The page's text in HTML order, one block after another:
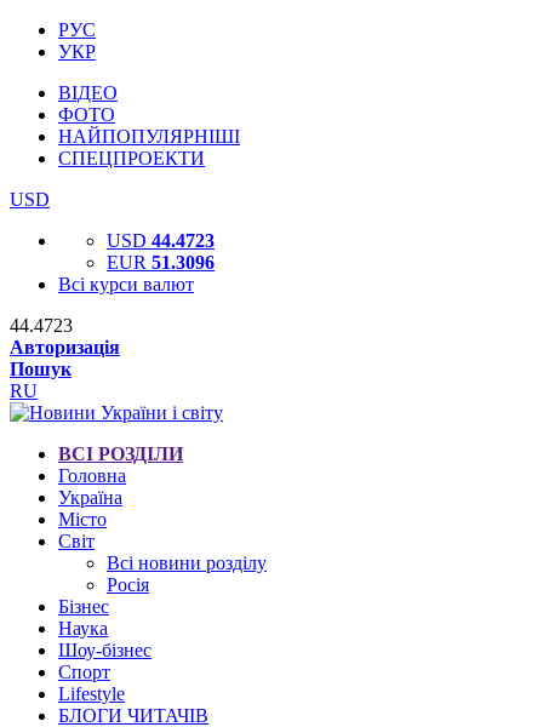
РУС
УКР
ВІДЕО
ФОТО
НАЙПОПУЛЯРНІШІ
СПЕЦПРОЕКТИ
USD
USD 44.4723
EUR 51.3096
Всі курси валют
44.4723
Авторизація
Пошук
RU
ВСІ РОЗДІЛИ
Головна
Україна
Місто
Світ
Всі новини розділу
Росія
Бізнес
Наука
Шоу-бізнес
Спорт
Lifestyle
БЛОГИ ЧИТАЧІВ